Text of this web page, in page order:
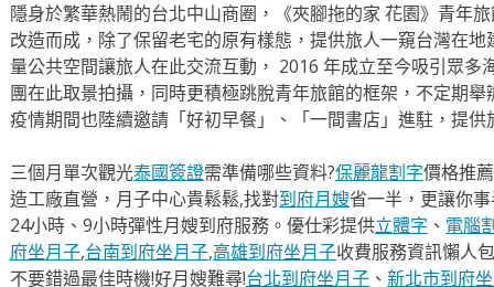
隱身於繁華熱鬧的台北中山商圈，《夾腳拖的家 花園》青年
改造而成，除了保留老宅的原有樣態，提供旅人一窺台灣在
量公共空間讓旅人在此交流互動， 2016 年成立至今吸引眾多
團在此取景拍攝，同時更積極跳脫青年旅館的框架，不定期
疫情期間也陸續邀請「好初早餐」、「一間書店」進駐，提
三個月單次觀光泰國簽證需準備哪些資料?保麗龍割字價格推
造工廠直營，月子中心貴鬆鬆,找對到府月嫂省一半，更讓你
24小時、9小時彈性月嫂到府服務。優仕彩提供立體字 、 電腦
府坐月子,台南到府坐月子,高雄到府坐月子收費服務資訊懶人
不要錯過最佳時機!好月嫂難尋!台北到府坐月子、 新北市到府